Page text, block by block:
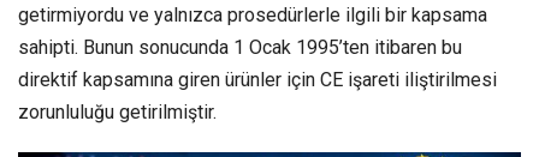
getirmiyordu ve yalnızca prosedürlerle ilgili bir kapsama
sahipti. Bunun sonucunda 1 Ocak 1995’ten itibaren bu
direktif kapsamına giren ürünler için CE işareti iliştirilmesi
zorunluluğu getirilmiştir.